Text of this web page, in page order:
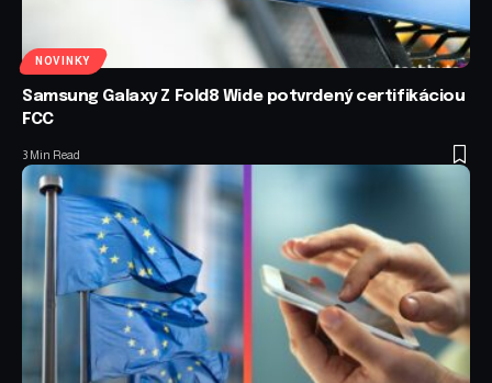
NOVINKY
Samsung Galaxy Z Fold8 Wide potvrdený certifikáciou
FCC
3 Min Read